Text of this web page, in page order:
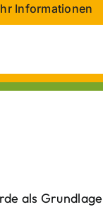
Informationen
als